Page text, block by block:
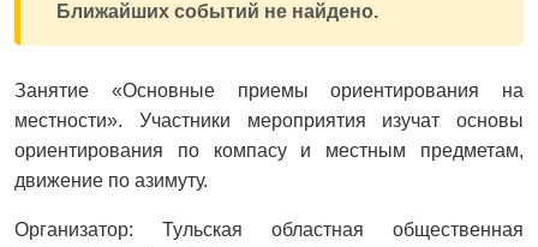
Ближайших событий не найдено.
Занятие «Основные приемы ориентирования на
местности». Участники мероприятия изучат основы
ориентирования по компасу и местным предметам,
движение по азимуту.
Организатор: Тульская областная общественная